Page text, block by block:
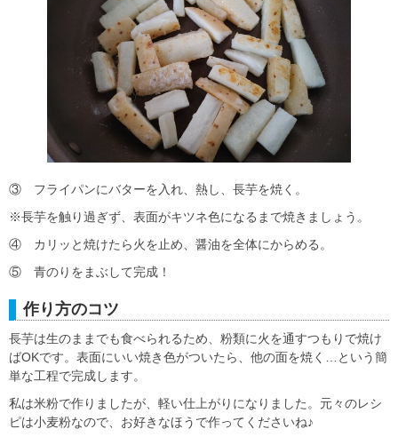
③ フライパンにバターを入れ、熱し、長芋を焼く。
※長芋を触り過ぎず、表面がキツネ色になるまで焼きましょう。
④ カリッと焼けたら火を止め、醤油を全体にからめる。
⑤ 青のりをまぶして完成！
作り方のコツ
長芋は生のままでも食べられるため、粉類に火を通すつもりで焼け
ばOKです。表面にいい焼き色がついたら、他の面を焼く…という簡
単な工程で完成します。
私は米粉で作りましたが、軽い仕上がりになりました。元々のレシ
ピは小麦粉なので、お好きなほうで作ってくださいね♪